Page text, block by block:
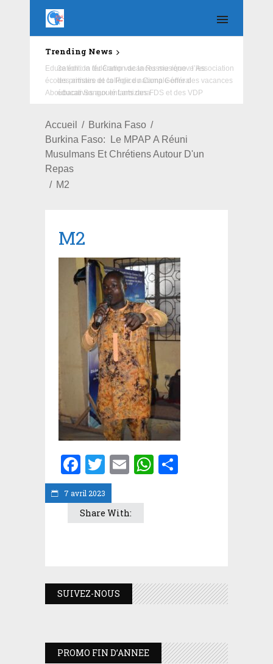
Trending News
Education : la fédération de la Russie rénove les
écoles primaire et collège du Camp Général
Aboubacar Sangoulé Lamizana
Accueil
Burkina Faso
Burkina Faso: Le MPAP A Réuni
Musulmans Et Chrétiens Autour D'un
Repas
M2
7 avril 2023
M2
Facebook
Twitter
EmailWhatsApp
Share With:
SUIVEZ-NOUS
PROMO FIN D’ANNEE